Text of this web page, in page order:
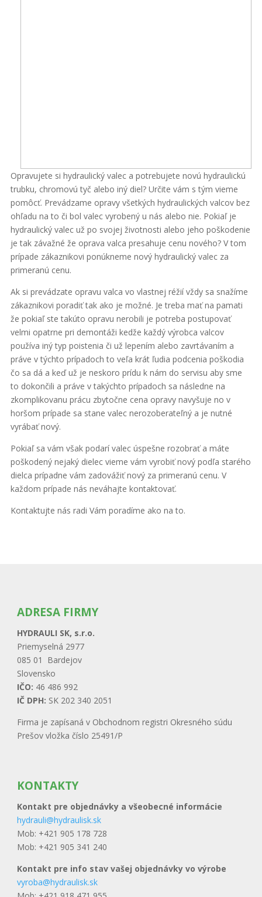
Opravujete si hydraulický valec a potrebujete novú hydraulickú
trubku, chromovú tyč alebo iný diel? Určite vám s tým vieme
pomôcť. Prevádzame opravy všetkých hydraulických valcov bez
ohľadu na to či bol valec vyrobený u nás alebo nie. Pokiaľ je
hydraulický valec už po svojej životnosti alebo jeho poškodenie
je tak závažné že oprava valca presahuje cenu nového? V tom
prípade zákaznikovi ponúkneme nový hydraulický valec za
primeranú cenu.
Ak si prevádzate opravu valca vo vlastnej réžií vždy sa snažíme
zákaznikovi poradiť tak ako je možné. Je treba mať na pamati
že pokiaľ ste takúto opravu nerobili je potreba postupovať
velmi opatrne pri demontáži kedže každý výrobca valcov
používa iný typ poistenia či už lepením alebo zavrtávaním a
práve v týchto prípadoch to veľa krát ľudia podcenia poškodia
čo sa dá a keď už je neskoro prídu k nám do servisu aby sme
to dokončili a práve v takýchto prípadoch sa následne na
zkomplikovanu prácu zbytočne cena opravy navyšuje no v
horšom prípade sa stane valec nerozoberateľný a je nutné
vyrábať nový.
Pokiaľ sa vám však podarí valec úspešne rozobrať a máte
poškodený nejaký dielec vieme vám vyrobiť nový podľa starého
dielca prípadne vám zadovážiť nový za primeranú cenu. V
každom prípade nás neváhajte kontaktovať.
Kontaktujte nás radi Vám poradíme ako na to.
ADRESA FIRMY
HYDRAULI SK, s.r.o.
Priemyselná 2977
085 01 Bardejov
Slovensko
IČO: 46 486 992
IČ DPH: SK 202 340 2051
Firma je zapísaná v Obchodnom registri Okresného súdu
Prešov vložka číslo 25491/P
KONTAKTY
Kontakt pre objednávky a všeobecné informácie
hydrauli@hydraulisk.sk
Mob: +421 905 178 728
Mob: +421 905 341 240
Kontakt pre info stav vašej objednávky vo výrobe
vyroba@hydraulisk.sk